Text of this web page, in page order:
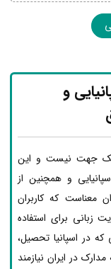
و
جهت نیست و این
و همچنین از
معناست که کاربران
زبانی برای استفاده
که در اسپانیا تحصیل،
در ایران نیازمند